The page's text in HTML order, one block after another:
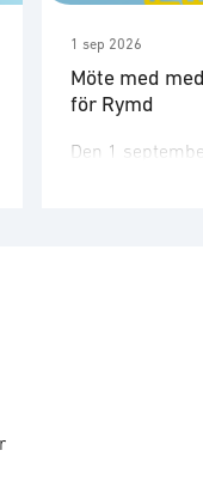
och
1 sep 2026
Möte med
för Rymd
Den 1